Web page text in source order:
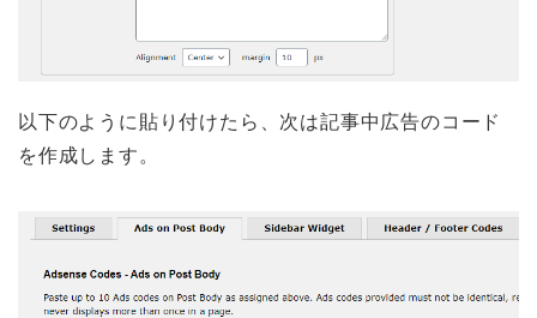
以下のように貼り付けたら、次は記事中広告のコード
を作成します。